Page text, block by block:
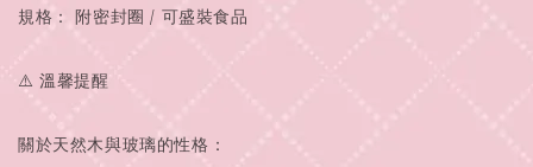
規格： 附密封圈 / 可盛裝食品
⚠️ 溫馨提醒
關於天然木與玻璃的性格：